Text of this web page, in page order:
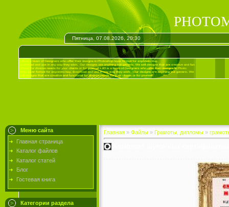
Пятница, 07.08.2026, 20:30
Меню сайта
Главная страница
Каталог файлов
Каталог статей
Блог
Гостевая книга
Категории раздела
Главная » Файлы » Грамоты, дипломы »